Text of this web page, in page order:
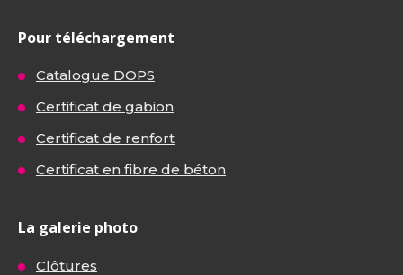
Pour téléchargement
Catalogue DOPS
Certificat de gabion
Certificat de renfort
Certificat en fibre de béton
La galerie photo
Clôtures